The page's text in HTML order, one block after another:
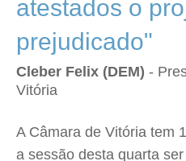
atestados o
prejudicado"
Cleber Felix (DEM) -
Vitória
A Câmara de Vitória tem
a sessão desta quarta